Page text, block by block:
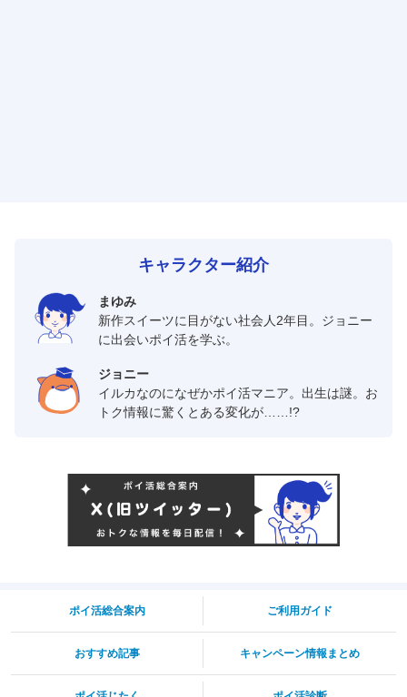
キャラクター紹介
まゆみ
新作スイーツに目がない社会人2年目。ジョニー
に出会いポイ活を学ぶ。
ジョニー
イルカなのになぜかポイ活マニア。出生は謎。お
トク情報に驚くとある変化が……!?
ポイ活総合案内 ご利用ガイド
おすすめ記事 キャンペーン情報まとめ